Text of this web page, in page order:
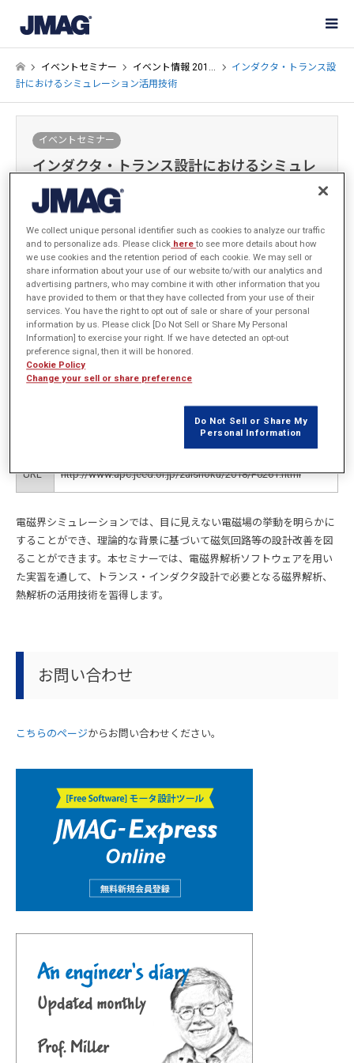
イベントセミナー イベント情報 201…
インダクタ・トランス設
計におけるシミュレーション活用技術
イベントセミナー
インダクタ・トランス設計におけるシミュレ
ーション活用技術
2018-12-17 / 最終更新日：2019-07-02
開催概要
主催 高度ポリテクセンター
2019/1/29（火）～ 2019/1/30（水）
高度ポリテクセンター（日本：千葉）
URL http://www.apc.jeed.or.jp/zaishoku/2018/P0261.html
電磁界シミュレーションでは、目に見えない電磁場の挙動を明らかに
することができ、理論的な背景に基づいて磁気回路等の設計改善を図
ることができます。本セミナーでは、電磁界解析ソフトウェアを用い
た実習を通して、トランス・インダクタ設計で必要となる磁界解析、
熱解析の活用技術を習得します。
お問い合わせ
こちらのページからお問い合わせください。
We collect unique personal identifier such as cookies to analyze our traffic
and to personalize ads. Please click hereto see more details about how
we use cookies and the retention period of each cookie. We may sell or
share information about your use of our website to/with our analytics and
advertising partners, who may combine it with other information that you
have provided to them or that they have collected from your use of their
services. You have the right to opt out of sale or share of your personal
information by us. Please click [Do Not Sell or Share My Personal
Information] to exercise your right. If we have detected an opt-out
preference signal, then it will be honored.
Cookie Policy
Change your sell or share preference
Do Not Sell or Share My
Personal Information